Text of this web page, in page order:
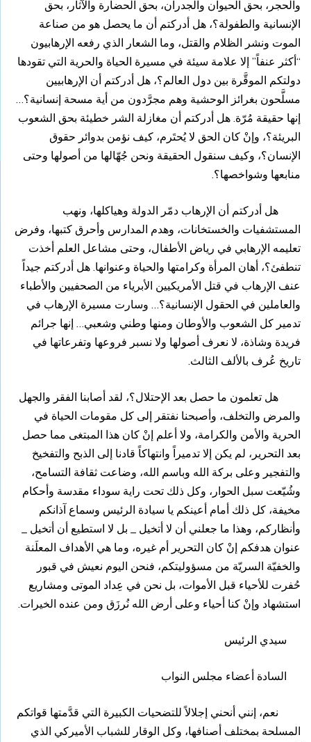
والحجر، بحق الحيوان والجدران، بحق الحضارة والآثار، بحق
الإنسانية والطفولة؟، هل أدركتم أن ما يحصل هو من صناعة
الموت ونشر الظلام والقتل، وما الشعار الذي رفعه الإرهابيون
“أكثر عنفاً” إلا علامة سيئة في مسيرة الحياة والحرية التي تقودها
دولتكم الموقَّرة بين دول العالم؟، هل أدركتم أن الإرهابيين
مسلَّحون بغرائز الوحشية وهم مجرَّدون من أية مسحة إنسانية؟…
إنها حقيقة مُرّة. هل أدركتم أن مغازلة الشر خطيئة بحق الشعوب
البريئة؟، وإنْ كان الحق لا يُحتَرم، كيف نؤمن بدوائر حقوق
الإنسان؟، وكيف سنقول الحقيقة ونحن جُهّالها من أصولها وحتى
منابعها وشواخصها؟.
هل أدركتم أن الإرهاب دمّر الدولة وهياكلها، ونهب
المستشفيات والخستخانات، وهدم المدارس وأحرق كتبها، وفرض
تعليمه الإرهابي في رياض الأطفال، وحتى مشاعل العلم أخذت
تنطفئ؟، أهان المرأة وكرامتها والحياة وعنوانها. هل أدركتم جيداً
عنف الإرهاب في قتل الأمريكيين الأبرياء من الصحفيين والأطباء
والعاملين في الحقول الإنسانية؟… وسارت مسيرة الإرهاب في
تدمير كل الشعوب والأوطان ومنها وطني وشعبي… إنها جرائم
فريدة وشاذة، لا نعرف أصولها ولا نسبر فروعها وتفرعاتها في
تاريخ عُرف بالألف الثالث.
هل تعلمون ما حصل بعد الإحتلال؟، لقد أصابنا الفقر والجهل
والمرض والتخلف، وأصبحنا نفتقر إلى كل مقومات الحياة في
الحرية والأمن والكرامة، ولا أعلم إنْ كان هذا المبتغى مما حصل
بعد التحرير، لم يكن إلا تدميراً وانتهاكاً قادنا إلى الذبح والتفخيخ
والتفجير وعلى بركة الله وباسم الله، وضاعت ثقافة التسامح،
وشُيّعت سبل الحوار، وكل ذلك تحت راية سوداء مقدسة وأحكام
مخيفة، كل ذلك أمام أعينكم يا سيادة الرئيس وسماع آذانكم
وأنظاركم، وهذا ما جعلني أن لا أتخيل _ بل لا استطيع أن أتخيل _
عنوان هدفكم إنْ كان التحرير أم غيره، وما هي الأهداف المعلَنة
والخفيّة السريّة من مسؤوليتكم، فنحن اليوم نعيش في قبور
حُفرت للأحياء قبل الأموات، بل نحن في عِداد الموتى ومشاريع
استشهاد وإنْ كنا أحياء وعلى أرض الله نُرزَق ومن عنده الخيرات.
سيدي الرئيس
السادة أعضاء مجلس النواب
نعم، إنني أنحني إجلالاً للتضحيات الكبيرة التي قدَّمتها قواتكم
المسلحة بمختلف أصنافها، وكل الوقار للشباب الأميركي الذي